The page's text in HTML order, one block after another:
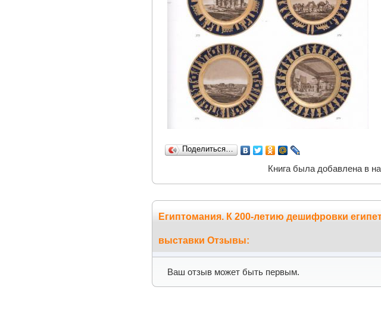
Поделиться…
Книга была добавлена в
Египтомания. К 200-летию дешифровки
выставки Отзывы:
Ваш отзыв может быть первым.